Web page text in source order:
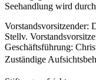
Seehandlung wird
Vorstandsvorsitzender:
Stellv.
Geschäftsführung:
Zuständige